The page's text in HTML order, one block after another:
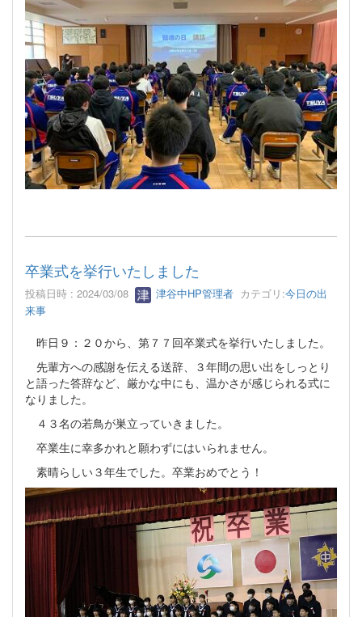
卒業式を挙行いたしました
投稿日時 : 2024/03/08 津谷中HP管理者 カテゴリ:今日の出
来事
昨日９：２０から、第７７回卒業式を挙行いたしました。
先輩方への感謝を伝える送辞、３年間の思い出をしっとり
と語った答辞など、厳かな中にも、温かさが感じられる式に
なりました。
４３名の若鳥が巣立っていきました。
卒業生に幸多かれと願わずにはいられません。
素晴らしい３年生でした。卒業おめでとう！